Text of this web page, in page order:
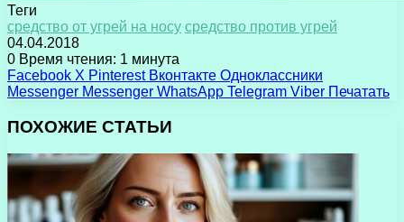
Теги
средство от угрей на носу средство против угрей
04.04.2018
0 Время чтения: 1 минута
Facebook X Pinterest Вконтакте Одноклассники
Messenger Messenger WhatsApp Telegram Viber Печатать
ПОХОЖИЕ СТАТЬИ